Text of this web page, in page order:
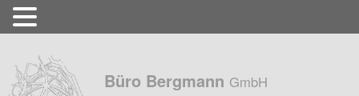
Büro Bergmann GmbH